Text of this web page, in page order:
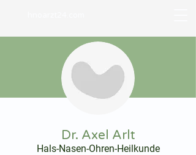
Dr. Axel Arlt
Hals-Nasen-Ohren-Heilkunde